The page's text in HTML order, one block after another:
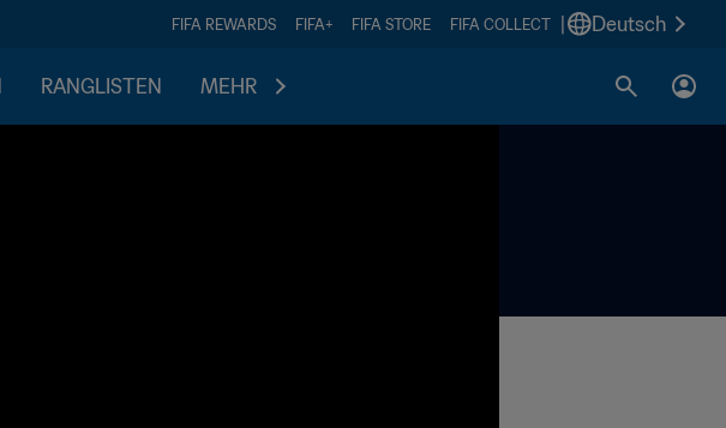
FIFA REWARDS FIFA+ FIFA STORE FIFA COLLECT Deutsch
RANGLISTEN MEHR